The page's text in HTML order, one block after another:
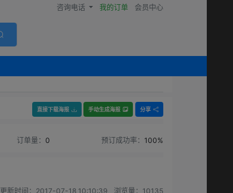
咨询电话 我的订单 会员中心
直接下载海报 手动生成海报 分享
订单量： 0 预订成功率： 100%
更新时间： 2017-07-18 10:10:39 浏览量： 10135